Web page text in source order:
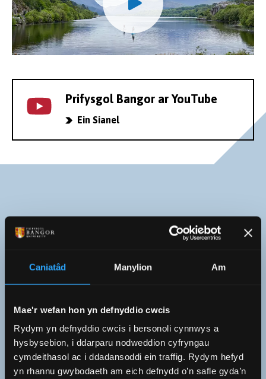
Caniatâd Manylion Am
Mae'r wefan hon yn defnyddio cwcis
Rydym yn defnyddio cwcis i bersonoli cynnwys a
hysbysebion, i ddarparu nodweddion cyfryngau
cymdeithasol ac i ddadansoddi ein traffig. Rydym hefyd
yn rhannu gwybodaeth am eich defnydd o’n safle gyda’n
Prifysgol Bangor ar YouTube
Ein Sianel
Astudio trwy gyfrwng y